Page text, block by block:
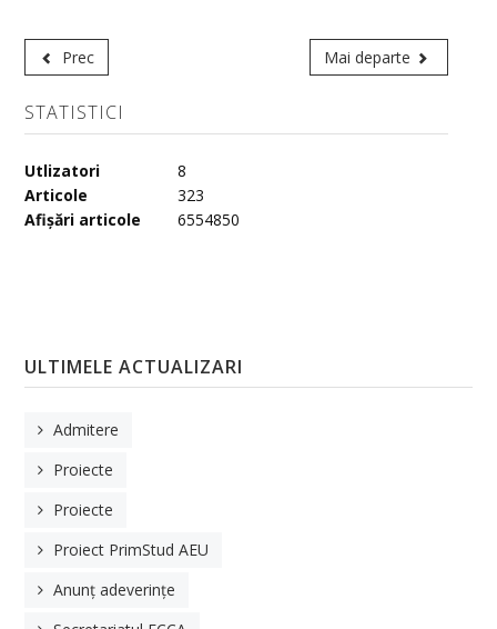
Prec Mai departe
STATISTICI
Utlizatori
8
Articole
323
Afișări articole
6554850
ULTIMELE ACTUALIZARI
Admitere
Proiecte
Proiecte
Proiect PrimStud AEU
Anunț adeverințe